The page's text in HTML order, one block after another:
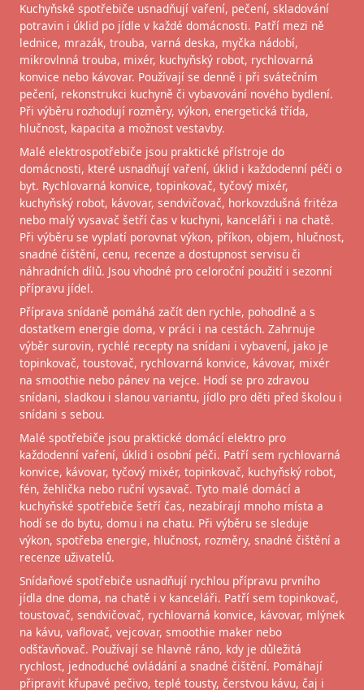
Kuchyňské spotřebiče usnadňují vaření, pečení, skladování
potravin i úklid po jídle v každé domácnosti. Patří mezi ně
lednice, mrazák, trouba, varná deska, myčka nádobí,
mikrovlnná trouba, mixér, kuchyňský robot, rychlovarná
konvice nebo kávovar. Používají se denně i při svátečním
pečení, rekonstrukci kuchyně či vybavování nového bydlení.
Při výběru rozhodují rozměry, výkon, energetická třída,
hlučnost, kapacita a možnost vestavby.
Malé elektrospotřebiče jsou praktické přístroje do
domácnosti, které usnadňují vaření, úklid i každodenní péči o
byt. Rychlovarná konvice, topinkovač, tyčový mixér,
kuchyňský robot, kávovar, sendvičovač, horkovzdušná fritéza
nebo malý vysavač šetří čas v kuchyni, kanceláři i na chatě.
Při výběru se vyplatí porovnat výkon, příkon, objem, hlučnost,
snadné čištění, cenu, recenze a dostupnost servisu či
náhradních dílů. Jsou vhodné pro celoroční použití i sezonní
přípravu jídel.
Příprava snídaně pomáhá začít den rychle, pohodlně a s
dostatkem energie doma, v práci i na cestách. Zahrnuje
výběr surovin, rychlé recepty na snídani i vybavení, jako je
topinkovač, toustovač, rychlovarná konvice, kávovar, mixér
na smoothie nebo pánev na vejce. Hodí se pro zdravou
snídani, sladkou i slanou variantu, jídlo pro děti před školou i
snídani s sebou.
Malé spotřebiče jsou praktické domácí elektro pro
každodenní vaření, úklid i osobní péči. Patří sem rychlovarná
konvice, kávovar, tyčový mixér, topinkovač, kuchyňský robot,
fén, žehlička nebo ruční vysavač. Tyto malé domácí a
kuchyňské spotřebiče šetří čas, nezabírají mnoho místa a
hodí se do bytu, domu i na chatu. Při výběru se sleduje
výkon, spotřeba energie, hlučnost, rozměry, snadné čištění a
recenze uživatelů.
Snídaňové spotřebiče usnadňují rychlou přípravu prvního
jídla dne doma, na chatě i v kanceláři. Patří sem topinkovač,
toustovač, sendvičovač, rychlovarná konvice, kávovar, mlýnek
na kávu, vaflovač, vejcovar, smoothie maker nebo
odšťavňovač. Používají se hlavně ráno, kdy je důležitá
rychlost, jednoduché ovládání a snadné čištění. Pomáhají
připravit křupavé pečivo, teplé tousty, čerstvou kávu, čaj i